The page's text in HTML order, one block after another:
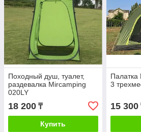
Походный душ, туалет,
раздевалка Mircamping
020LY
18 200 ₸
Купить
Палатка
3
15 300